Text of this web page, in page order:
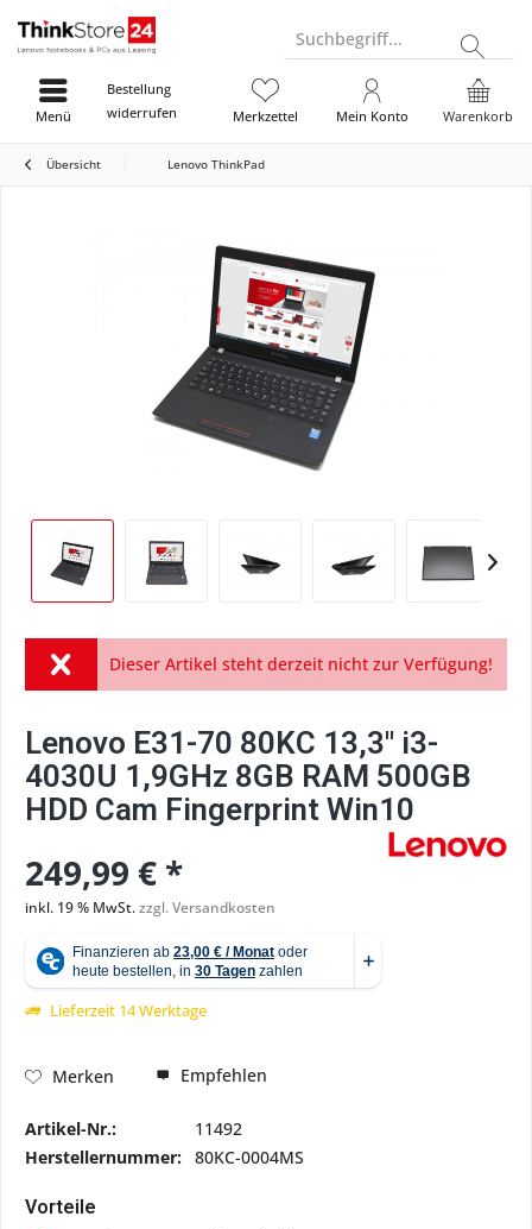
Suchbegriff...
Bestellung
widerrufen
Warenkorb
Merkzettel Mein Konto
Menü
Übersicht Lenovo ThinkPad
Dieser Artikel steht derzeit nicht zur Verfügung!
Lenovo E31-70 80KC 13,3" i3-
4030U 1,9GHz 8GB RAM 500GB
HDD Cam Fingerprint Win10
249,99 € *
inkl. 19 % MwSt.zzgl. Versandkosten
Lieferzeit 14 Werktage
Merken Empfehlen
Artikel-Nr.:
11492
Herstellernummer: 80KC-0004MS
Vorteile